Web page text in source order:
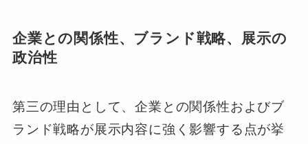
企業との関係性、ブランド戦略、展示の
政治性
第三の理由として、企業との関係性およびブ
ランド戦略が展示内容に強く影響する点が挙